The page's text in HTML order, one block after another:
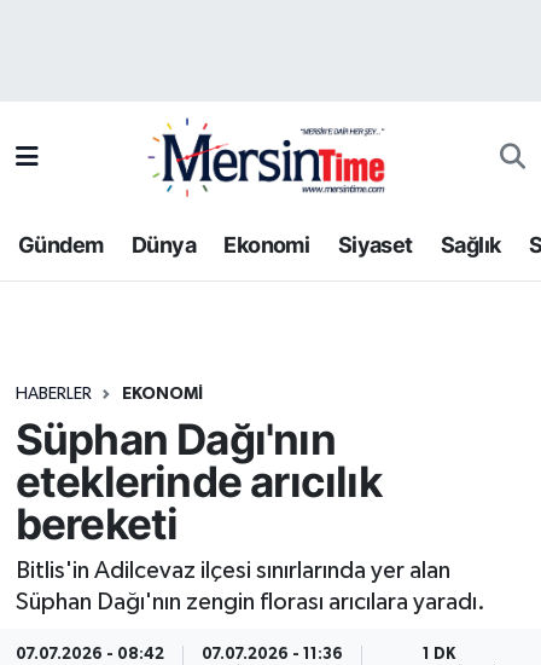
Gündem Dünya Ekonomi Siyaset Sağlık
HABERLER EKONOMI
Süphan Dağı'nın
eteklerinde arıcılık
bereketi
Bitlis'in Adilcevaz ilçesi sınırlarında yer alan
Süphan Dağı'nın zengin florası arıcılara yaradı.
07.07.2026 - 08:42 07.07.2026 - 11:36 1 DK
Bilim-Teknoloji
Dünya
Ekonomi
Gündem
Kültür-Sanat
Resmi İlan
Sağlık
Trafik Durumu
Tüm Manşetler
Haber Arşivi